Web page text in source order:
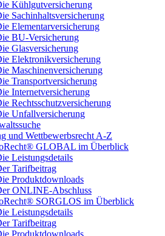
Kühlgutversicherung
Sachinhaltsversicherung
Elementarversicherung
BU-Versicherung
Glasversicherung
Elektronikversicherung
Maschinenversicherung
Transportversicherung
Internetversicherung
Rechtsschutzversicherung
Unfallversicherung
und Wettbewerbsrecht A-Z
GLOBAL im Überblick
Leistungsdetails
Tarifbeitrag
Produktdownloads
ONLINE-Abschluss
SORGLOS im Überblick
Leistungsdetails
Tarifbeitrag
Produktdownloads